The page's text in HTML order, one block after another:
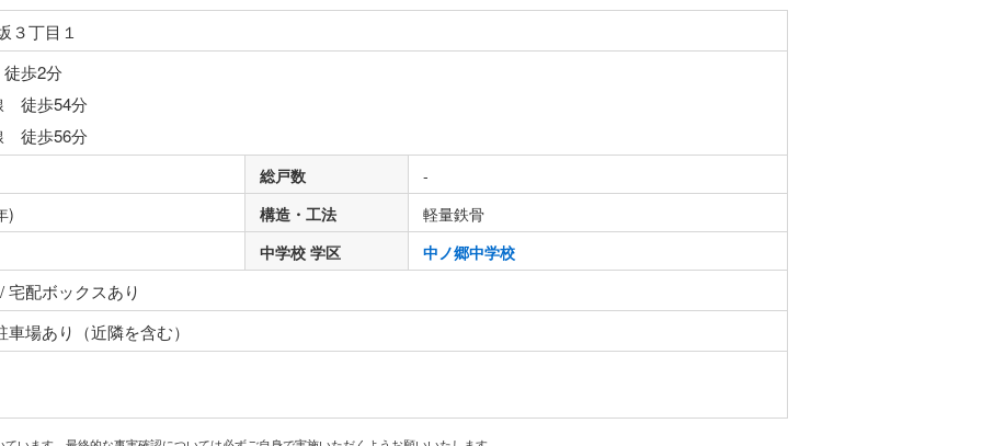
３丁目１
歩2分
徒歩54分
徒歩56分
総戸数
-
)
構造・工法
軽量鉄骨
中学校 学区
中ノ郷中学校
宅配ボックスあり
場あり（近隣を含む）